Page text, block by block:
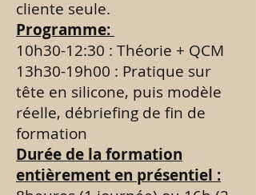
cliente seule.
Programme:
10h30-12:30 : Théorie + QCM
13h30-19h00 : Pratique sur
tête en silicone, puis modèle
réelle, débriefing de fin de
formation
Durée de la formation
entièrement en présentiel :